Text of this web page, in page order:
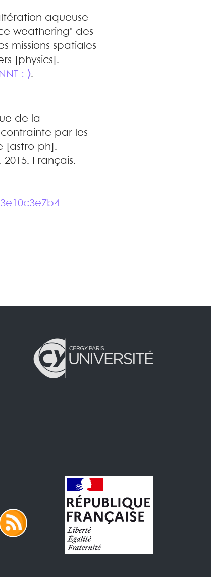
aqueuse
weathering" des
missions spatiales
[physics].
: ⟩.
de la
par les
[astro-ph].
Français.